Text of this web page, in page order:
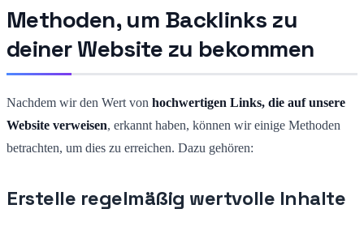
Methoden, um Backlinks zu
deiner Website zu bekommen
Nachdem wir den Wert von hochwertigen Links, die auf unsere
Website verweisen, erkannt haben, können wir einige Methoden
betrachten, um dies zu erreichen. Dazu gehören:
Erstelle regelmäßig wertvolle Inhalte